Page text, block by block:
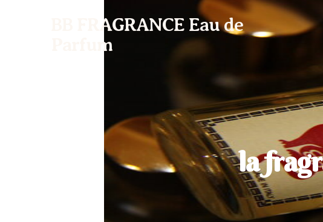
BB FRAGRANCE Eau de
Parfum
la